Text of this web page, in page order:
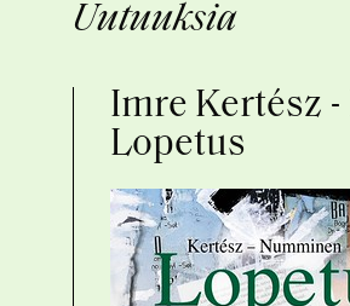
Uutuuksia
Imre Kertész
Lopetus